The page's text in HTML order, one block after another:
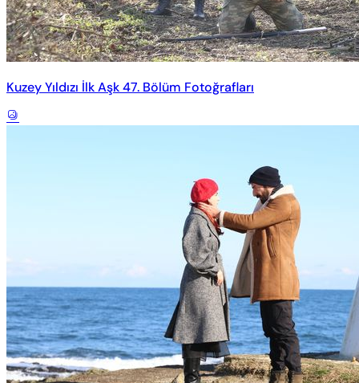
Kuzey Yıldızı İlk Aşk 47. Bölüm Fotoğrafları